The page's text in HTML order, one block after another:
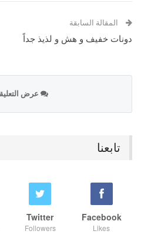
المقالة السابقة
دونات خفيف و هش و لذيذ جداً
عرض
تابعنا
Facebook
Likes
Twitter
Followers